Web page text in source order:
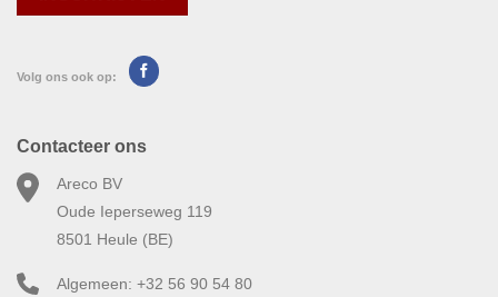
Volg ons ook op:
Contacteer ons
Areco BV
Oude Ieperseweg 119
8501 Heule (BE)
Algemeen: +32 56 90 54 80